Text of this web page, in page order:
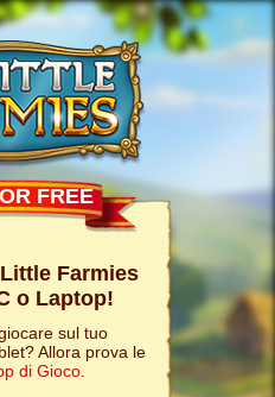
FREE
Farmies
o Laptop!
sul tuo
Allora prova le
di Gioco